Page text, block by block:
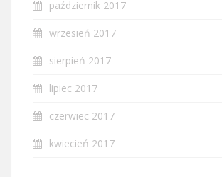
październik 2017
wrzesień 2017
sierpień 2017
lipiec 2017
czerwiec 2017
kwiecień 2017